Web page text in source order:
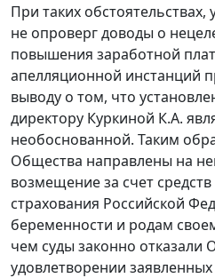
При таких обстоятельствах,
не опроверг доводы о
повышения заработной
апелляционной инстанций
выводу о том, что
директору Куркиной К.А.
необоснованной. Таким
Общества направлены на
возмещение за счет
страхования Российской
беременности и родам
чем суды законно отказали
удовлетворении